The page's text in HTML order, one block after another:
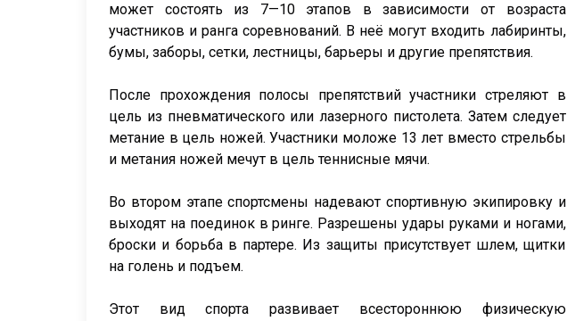
может состоять из 7—10 этапов в зависимости от возраста
участников и ранга соревнований. В неё могут входить лабиринты,
бумы, заборы, сетки, лестницы, барьеры и другие препятствия.
После прохождения полосы препятствий участники стреляют в
цель из пневматического или лазерного пистолета. Затем следует
метание в цель ножей. Участники моложе 13 лет вместо стрельбы
и метания ножей мечут в цель теннисные мячи.
Во втором этапе спортсмены надевают спортивную экипировку и
выходят на поединок в ринге. Разрешены удары руками и ногами,
броски и борьба в партере. Из защиты присутствует шлем, щитки
на голень и подъем.
Этот вид спорта развивает всестороннюю физическую